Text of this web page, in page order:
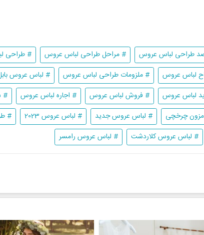
طراحی لباس عروس # مراحل طراحی لباس عروس
# طراحی
لباس عروس # ملزومات طراحی لباس عروس # لباس عروس
لباس عروس # فروش لباس عروس # اجاره لباس عروس #
چرخچی # لباس عروس جدید # لباس عروس 2023 #
# لباس عروس کلاردشت # لباس عروس رامسر